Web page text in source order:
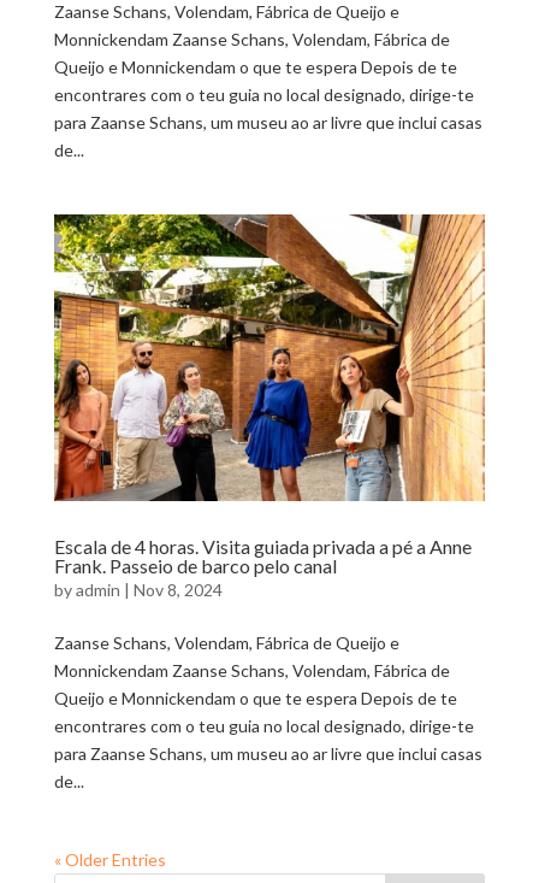
Zaanse Schans, Volendam, Fábrica de Queijo e
Monnickendam Zaanse Schans, Volendam, Fábrica de
Queijo e Monnickendam o que te espera Depois de te
encontrares com o teu guia no local designado, dirige-te
para Zaanse Schans, um museu ao ar livre que inclui casas
de...
Escala de 4 horas. Visita guiada privada a pé a Anne
Frank. Passeio de barco pelo canal
byadmin | Nov 8, 2024
Zaanse Schans, Volendam, Fábrica de Queijo e
Monnickendam Zaanse Schans, Volendam, Fábrica de
Queijo e Monnickendam o que te espera Depois de te
encontrares com o teu guia no local designado, dirige-te
para Zaanse Schans, um museu ao ar livre que inclui casas
de...
« Older Entries